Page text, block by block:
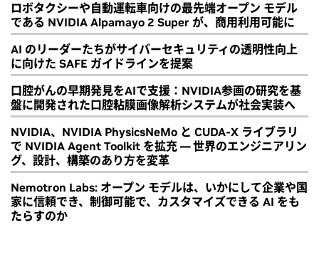
ロボタクシーや自動運転車向けの最先端オープン モデル
である NVIDIA Alpamayo 2 Super が、商用利用可能に
AI のリーダーたちがサイバーセキュリティの透明性向上
に向けた SAFE ガイドラインを提案
口腔がんの早期発見をAIで支援：NVIDIA参画の研究を基
盤に開発された口腔粘膜画像解析システムが社会実装へ
NVIDIA、NVIDIA PhysicsNeMo と CUDA-X ライブラリ
で NVIDIA Agent Toolkit を拡充 ― 世界のエンジニアリン
グ、設計、構築のあり方を変革
Nemotron Labs: オープン モデルは、いかにして企業や国
家に信頼でき、制御可能で、カスタマイズできる AI をも
たらすのか